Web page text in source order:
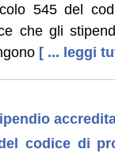
545 del
che gli
[ ... leggi
codice di